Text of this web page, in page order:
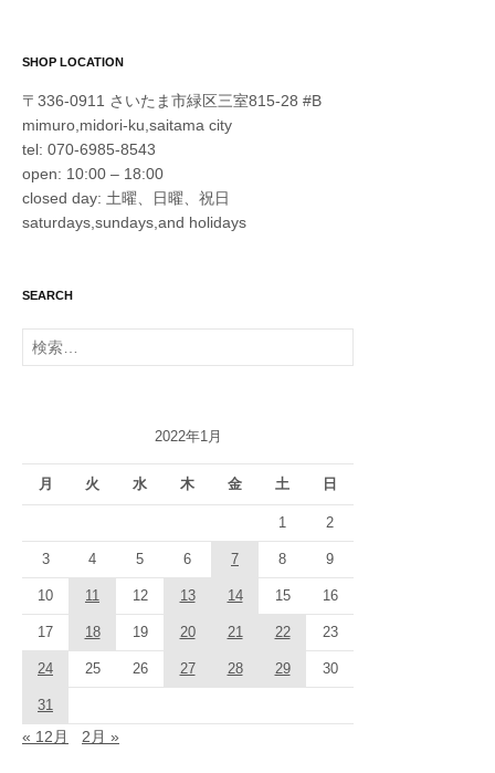
SHOP LOCATION
〒336-0911 さいたま市緑区三室815-28 #B
mimuro,midori-ku,saitama city
tel: 070-6985-8543
open: 10:00 – 18:00
closed day: 土曜、日曜、祝日
saturdays,sundays,and holidays
SEARCH
検
索:
2022年1月
月 火 水 木 金 土 日
1 2
3 4 5 6 7 8 9
10 11 12 13 14 15 16
17 18 19 20 21 22 23
24 25 26 27 28 29 30
31
« 12月 2月 »